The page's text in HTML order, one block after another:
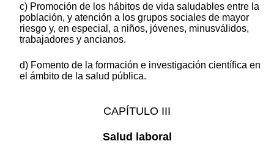
c) Promoción de los hábitos de vida saludables entre la
población, y atención a los grupos sociales de mayor
riesgo y, en especial, a niños, jóvenes, minusválidos,
trabajadores y ancianos.
d) Fomento de la formación e investigación científica en
el ámbito de la salud pública.
CAPÍTULO III
Salud laboral